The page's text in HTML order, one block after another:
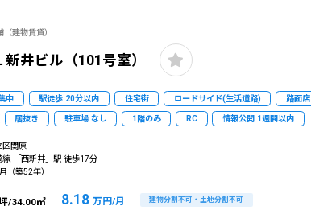
（建物賃貸）
井ビル（101号室）
中 駅徒歩 20分以内 住宅街 ロードサイド(生活道路) 路面店
居抜き 駐車場 なし 1階のみ RC 情報公開 1週間以内
区関原
線 「西新井」駅 徒歩17分
（築52年）
/34.00㎡ 8.18 万円/月 建物分割不可・土地分割不可
閉じる